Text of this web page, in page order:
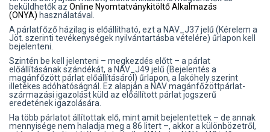
beküldhetők az Online Nyomtatványkitöltő Alkalmazás
(ONYA) használatával.
A párlatfőző házilag is előállítható, ezt a NAV_J37 jelű (Kérelem a
Jöt. szerinti tevékenységek nyilvántartásba vételére) űrlapon kell
bejelenteni.
Szintén be kell jelenteni – megkezdés előtt – a párlat
előállításának szándékát, a NAV_J49 jelű (Bejelentés a
magánfőzött párlat előállításáról) űrlapon, a lakóhely szerint
illetékes adóhatóságnál. Ez alapján a NAV magánfőzöttpárlat-
származási igazolást küld az előállított párlat jogszerű
eredetének igazolására.
Ha több párlatot állítottak elő, mint amit bejelentettek – de annak
mennyisége nem haladja meg a 86 litert –, akkor a különbözetről,